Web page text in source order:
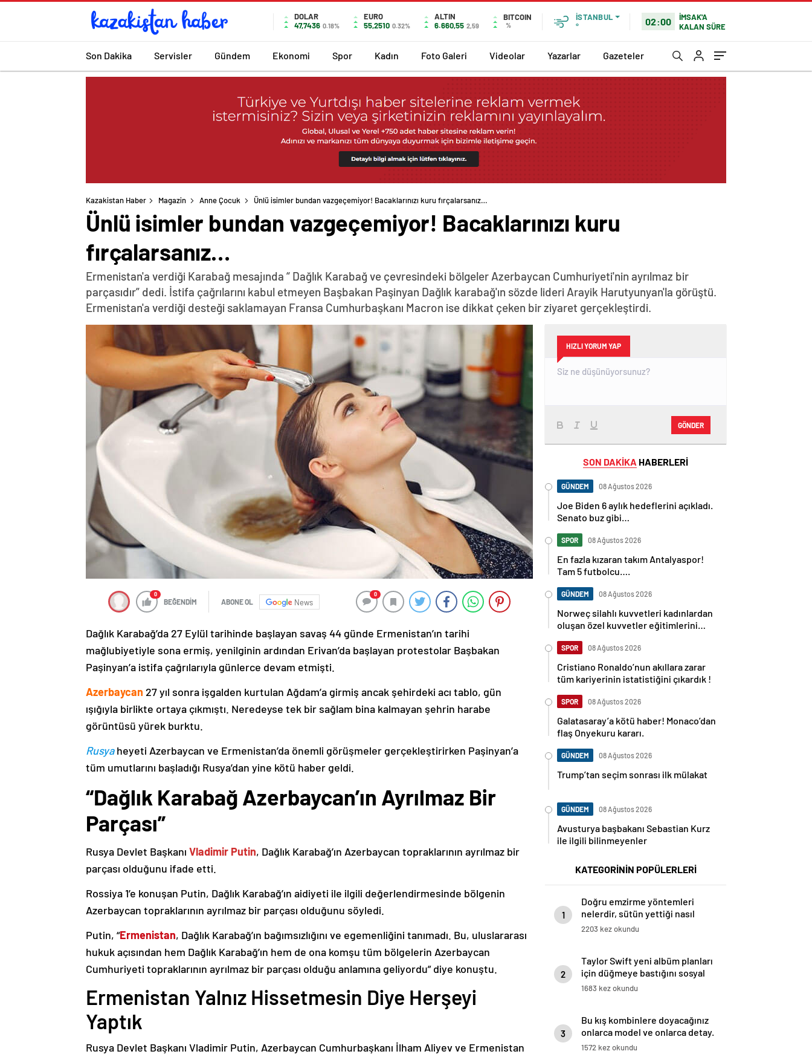
DOLAR
47,7436 0.18%
EURO
55,2510 0.32%
ALTIN
6.660,55 2,59
BITCOIN
%
İSTANBUL
°
02:00
İMSAK'A
KALAN SÜRE
Son Dakika Servisler Gündem Ekonomi Spor Kadın Foto Galeri Videolar Yazarlar Gazeteler
Kazakistan Haber Magazin Anne Çocuk Ünlü isimler bundan vazgeçemiyor! Bacaklarınızı kuru fırçalarsanız…
Ünlü isimler bundan vazgeçemiyor! Bacaklarınızı kuru
fırçalarsanız…
Ermenistan'a verdiği Karabağ mesajında “ Dağlık Karabağ ve çevresindeki bölgeler Azerbaycan Cumhuriyeti'nin ayrılmaz bir
parçasıdır” dedi. İstifa çağrılarını kabul etmeyen Başbakan Paşinyan Dağlık karabağ'ın sözde lideri Arayik Harutyunyan'la görüştü.
Ermenistan'a verdiği desteği saklamayan Fransa Cumhurbaşkanı Macron ise dikkat çeken bir ziyaret gerçekleştirdi.
0
BEĞENDİM ABONE OL News
0
Dağlık Karabağ’da 27 Eylül tarihinde başlayan savaş 44 günde Ermenistan’ın tarihi
mağlubiyetiyle sona ermiş, yenilginin ardından Erivan’da başlayan protestolar Başbakan
Paşinyan’a istifa çağrılarıyla günlerce devam etmişti.
Azerbaycan 27 yıl sonra işgalden kurtulan Ağdam’a girmiş ancak şehirdeki acı tablo, gün
ışığıyla birlikte ortaya çıkmıştı. Neredeyse tek bir sağlam bina kalmayan şehrin harabe
görüntüsü yürek burktu.
Rusyaheyeti Azerbaycan ve Ermenistan’da önemli görüşmeler gerçekleştirirken Paşinyan’a
tüm umutlarını başladığı Rusya’dan yine kötü haber geldi.
“Dağlık Karabağ Azerbaycan’ın Ayrılmaz Bir
Parçası”
Rusya Devlet Başkanı Vladimir Putin, Dağlık Karabağ’ın Azerbaycan topraklarının ayrılmaz bir
parçası olduğunu ifade etti.
Rossiya 1’e konuşan Putin, Dağlık Karabağ’ın aidiyeti ile ilgili değerlendirmesinde bölgenin
Azerbaycan topraklarının ayrılmaz bir parçası olduğunu söyledi.
Putin, “Ermenistan, Dağlık Karabağ’ın bağımsızlığını ve egemenliğini tanımadı. Bu, uluslararası
hukuk açısından hem Dağlık Karabağ’ın hem de ona komşu tüm bölgelerin Azerbaycan
Cumhuriyeti topraklarının ayrılmaz bir parçası olduğu anlamına geliyordu” diye konuştu.
Ermenistan Yalnız Hissetmesin Diye Herşeyi
Yaptık
Rusya Devlet Başkanı Vladimir Putin, Azerbaycan Cumhurbaşkanı İlham Aliyev ve Ermenistan
HIZLI YORUM YAP
GÖNDER
SON DAKİKA HABERLERİ
GÜNDEM 08 Ağustos 2026
Joe Biden 6 aylık hedeflerini açıkladı.
Senato buz gibi…
SPOR 08 Ağustos 2026
En fazla kızaran takım Antalyaspor!
Tam 5 futbolcu….
GÜNDEM 08 Ağustos 2026
Norweç silahlı kuvvetleri kadınlardan
oluşan özel kuvvetler eğitimlerini
SPOR 08 Ağustos 2026
Cristiano Ronaldo’nun akıllara zarar
tüm kariyerinin istatistiğini çıkardık !
SPOR 08 Ağustos 2026
Galatasaray’a kötü haber! Monaco’dan
flaş Onyekuru kararı.
GÜNDEM 08 Ağustos 2026
Trump’tan seçim sonrası ilk mülakat
GÜNDEM 08 Ağustos 2026
Avusturya başbakanı Sebastian Kurz
ile ilgili bilinmeyenler
KATEGORİNİN POPÜLERLERİ
1
Doğru emzirme yöntemleri
nelerdir, sütün yettiği nasıl
anlaşılır?
2203 kez okundu
2
Taylor Swift yeni albüm planları
için düğmeye bastığını sosyal
medyadan duyurdu!
1683 kez okundu
3
Bu kış kombinlere doyacağınız
onlarca model ve onlarca detay.
1572 kez okundu